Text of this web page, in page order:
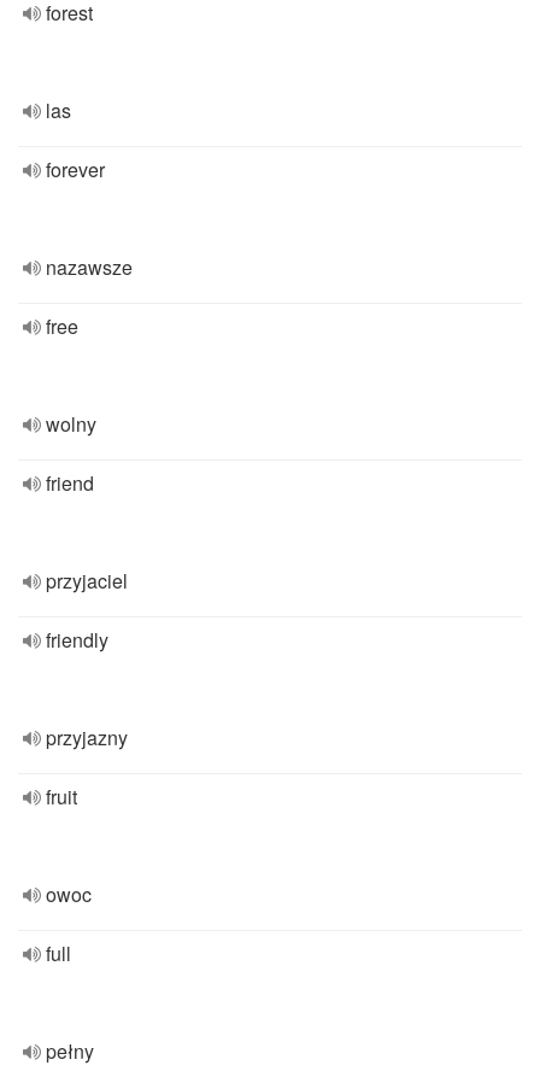
forest
las
forever
nazawsze
free
wolny
friend
przyjaciel
friendly
przyjazny
fruit
owoc
full
pełny